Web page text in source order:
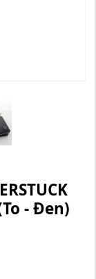
- Đen)